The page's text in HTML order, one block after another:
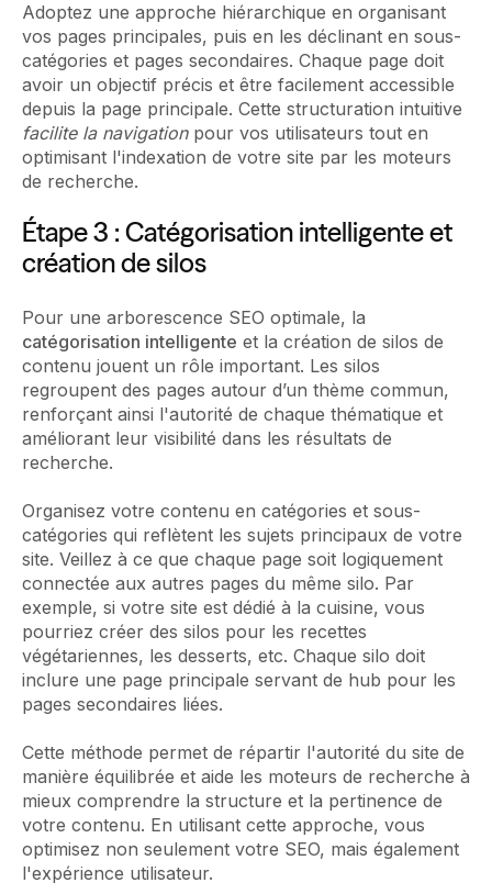
Adoptez une approche hiérarchique en organisant
vos pages principales, puis en les déclinant en sous-
catégories et pages secondaires. Chaque page doit
avoir un objectif précis et être facilement accessible
depuis la page principale. Cette structuration intuitive
facilite la navigationpour vos utilisateurs tout en
optimisant l'indexation de votre site par les moteurs
de recherche.
Étape 3 : Catégorisation intelligente et
création de silos
Pour une arborescence SEO optimale, la
catégorisation intelligente et la création de silos de
contenu jouent un rôle important. Les silos
regroupent des pages autour d’un thème commun,
renforçant ainsi l'autorité de chaque thématique et
améliorant leur visibilité dans les résultats de
recherche.
Organisez votre contenu en catégories et sous-
catégories qui reflètent les sujets principaux de votre
site. Veillez à ce que chaque page soit logiquement
connectée aux autres pages du même silo. Par
exemple, si votre site est dédié à la cuisine, vous
pourriez créer des silos pour les recettes
végétariennes, les desserts, etc. Chaque silo doit
inclure une page principale servant de hub pour les
pages secondaires liées.
Cette méthode permet de répartir l'autorité du site de
manière équilibrée et aide les moteurs de recherche à
mieux comprendre la structure et la pertinence de
votre contenu. En utilisant cette approche, vous
optimisez non seulement votre SEO, mais également
l'expérience utilisateur.